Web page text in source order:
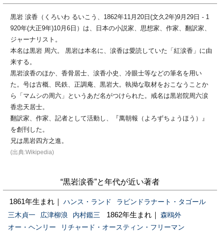
黒岩 涙香（くろいわ るいこう、1862年11月20日(文久2年)9月29日 - 1
920年(大正9年)10月6日）は、日本の小説家、思想家、作家、翻訳家、
ジャーナリスト。
本名は黒岩 周六。 黒岩は本名に、涙香は愛読していた「紅涙香」に由
来する。
黒岩涙香のほか、香骨居士、涙香小史、冷眼士等などの筆名を用い
た。号は古概、民鉄、正調庵、黒岩大。執拗な取材をおこなうことか
ら「マムシの周六」というあだ名がつけられた。戒名は黒岩院周六涙
香忠天居士。
翻訳家、作家、記者として活動し、『萬朝報（よろずちょうほう）』
を創刊した。
兄は黒岩四方之進。
(出典:Wikipedia)
“黒岩涙香”と年代が近い著者
1861年生まれ｜ ハンス・ランド
ラビンドラナート・タゴール
三木貞一
広津柳浪 内村鑑三 1862年生まれ｜
森鴎外
オー・ヘンリー
リチャード・オースティン・フリーマン